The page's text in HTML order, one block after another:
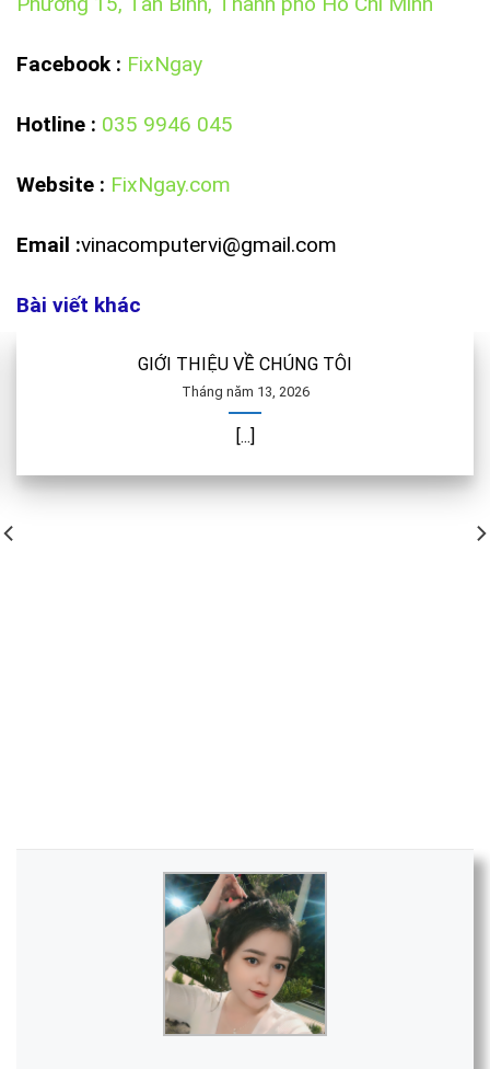
Facebook : FixNgay
Hotline : 035 9946 045
Website : FixNgay.com
Email :vinacomputervi@gmail.com
Bài viết khác
GIỚI THIỆU VỀ CHÚNG TÔI
Tháng năm 13, 2026
[...]